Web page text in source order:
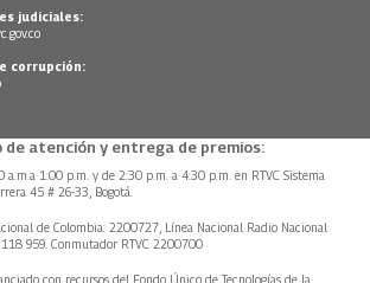
judiciales:
corrupción:
de atención y entrega de premios:
a.m.a 1:00 p.m. y de 2:30 p.m. a 4:30 p.m. en RTVC Sistema
45 # 26-33, Bogotá.
de Colombia: 2200727, Línea Nacional Radio Nacional
959. Conmutador RTVC 2200700
con recursos del Fondo Único de Tecnologías de la